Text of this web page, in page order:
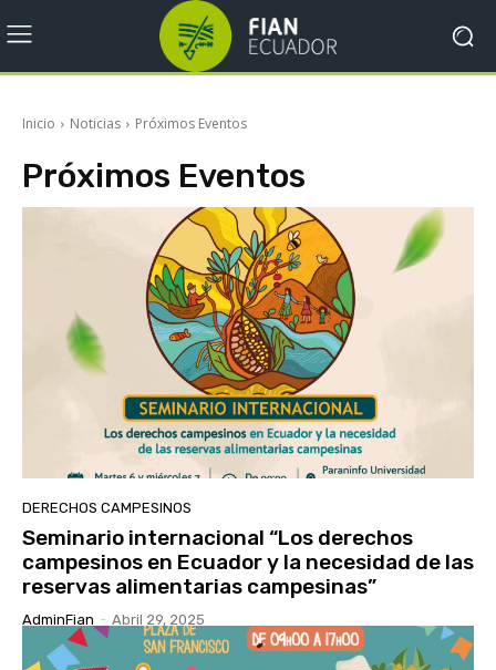
Inicio Noticias Próximos Eventos
Próximos Eventos
DERECHOS CAMPESINOS
Seminario internacional “Los derechos
campesinos en Ecuador y la necesidad de las
reservas alimentarias campesinas”
AdminFian - Abril 29, 2025